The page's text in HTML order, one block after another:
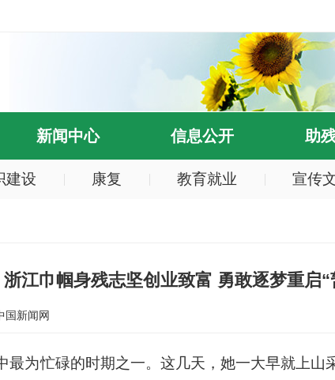
新闻中心 信息公开 助
建设 康复 教育就业 宣传
浙江巾帼身残志坚创业致富 勇敢逐梦重启“
国新闻网
最为忙碌的时期之一。这几天，她一大早就上山